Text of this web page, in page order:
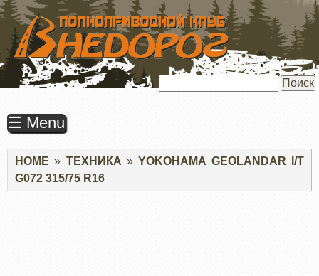
ПЕРЕЙТИ
ОСНОВНОМУ
СОДЕРЖАНИЮ
☰ Menu
Строка
навигации
HOME ТЕХНИКА
YOKOHAMA GEOLANDAR I/T
G072 315/75 R16